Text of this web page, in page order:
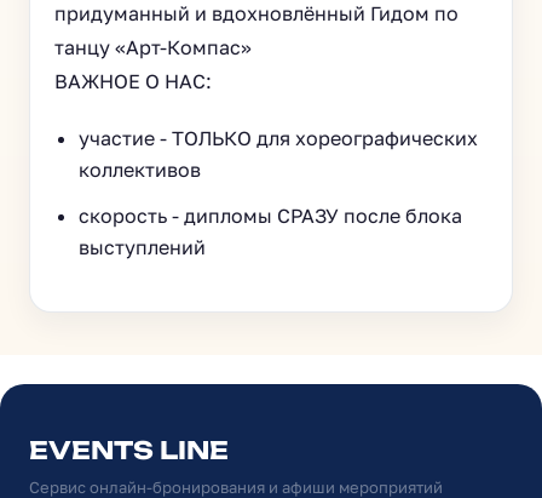
придуманный и вдохновлённый Гидом по
танцу «Арт-Компас»
ВАЖНОЕ О НАС:
участие - ТОЛЬКО для хореографических
коллективов
скорость - дипломы СРАЗУ после блока
выступлений
EVENTS LINE
Сервис онлайн-бронирования и афиши мероприятий